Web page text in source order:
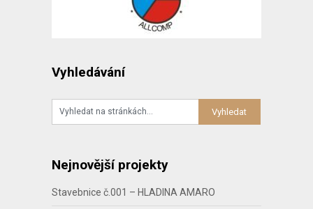
Vyhledávání
Nejnovější projekty
Stavebnice č.001 – HLADINA AMARO